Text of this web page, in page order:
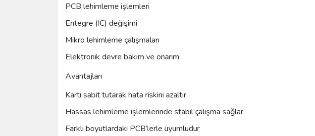
PCB lehimleme işlemleri
Entegre (IC) değişimi
Mikro lehimleme çalışmaları
Elektronik devre bakım ve onarım
Avantajları
Kartı sabit tutarak hata riskini azaltır
Hassas lehimleme işlemlerinde stabil çalışma sağlar
Farklı boyutlardaki PCB’lerle uyumludur